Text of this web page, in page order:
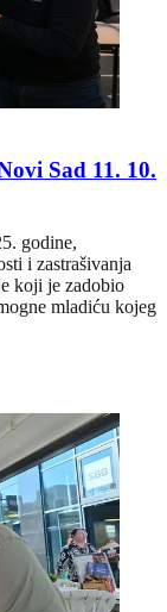
Sad 11. 10.
godine,
i zastrašivanja
koji je zadobio
mladiću kojeg